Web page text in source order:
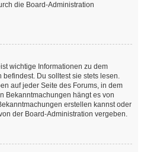
die Board-Administration
wichtige Informationen zu dem
Du solltest sie stets lesen.
auf jeder Seite des Forums, in dem
Bekanntmachungen hängt es von
erstellen kannst oder
der Board-Administration vergeben.